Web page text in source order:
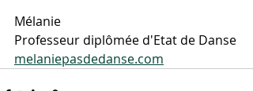
Mélanie
Professeur diplômée d'Etat de Danse
melaniepasdedanse.com